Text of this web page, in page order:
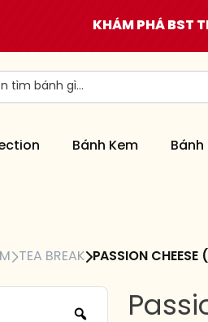
KHÁM PHÁ BST
Bánh Kem Bánh
TEA BREAK PASSION CHEESE